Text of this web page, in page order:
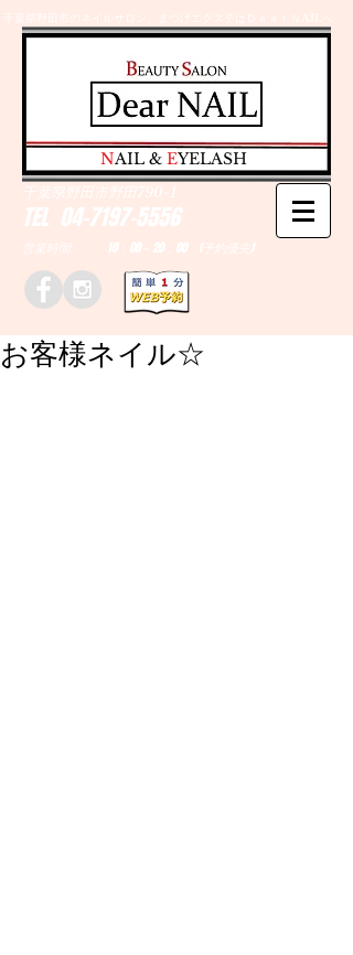
千葉県野田市のネイルサロン、まつげエクステはＤｅａｒＮAILへ
TEL 04-7197-5556
営業時間 10：00～20：00 (予約優先)
千葉県野田市野田790-1
​NAIL & EYELASH
お客様ネイル☆